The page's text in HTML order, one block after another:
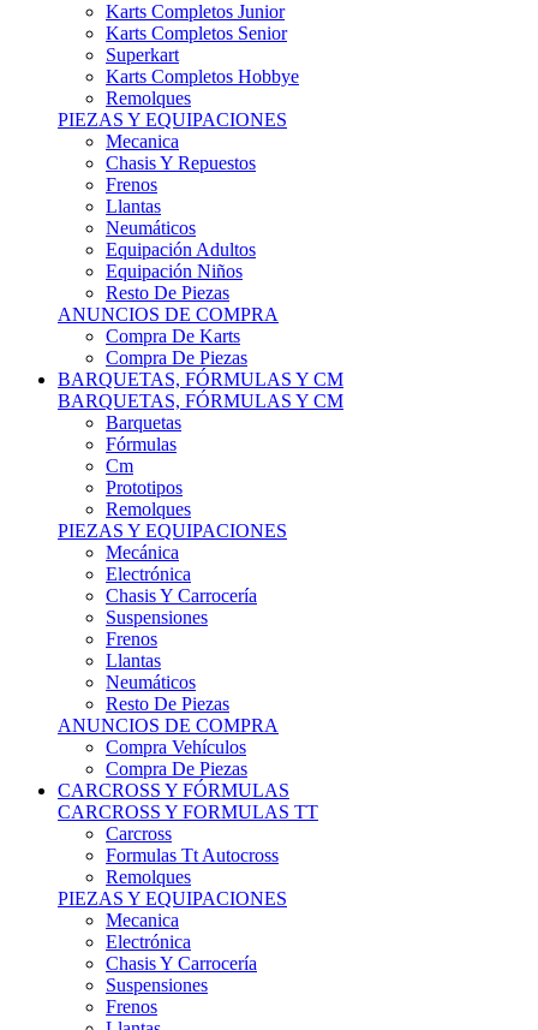
Karts Completos Junior
Karts Completos Senior
Superkart
Karts Completos Hobbye
Remolques
PIEZAS Y EQUIPACIONES
Mecanica
Chasis Y Repuestos
Frenos
Llantas
Neumáticos
Equipación Adultos
Equipación Niños
Resto De Piezas
ANUNCIOS DE COMPRA
Compra De Karts
Compra De Piezas
BARQUETAS, FÓRMULAS Y CM
BARQUETAS, FÓRMULAS Y CM
Barquetas
Fórmulas
Cm
Prototipos
Remolques
PIEZAS Y EQUIPACIONES
Mecánica
Electrónica
Chasis Y Carrocería
Suspensiones
Frenos
Llantas
Neumáticos
Resto De Piezas
ANUNCIOS DE COMPRA
Compra Vehículos
Compra De Piezas
CARCROSS Y FÓRMULAS
CARCROSS Y FORMULAS TT
Carcross
Formulas Tt Autocross
Remolques
PIEZAS Y EQUIPACIONES
Mecanica
Electrónica
Chasis Y Carrocería
Suspensiones
Frenos